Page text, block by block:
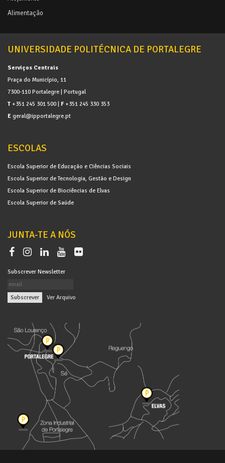
Alimentação
UNIVERSIDADE POLITÉCNICA DE PORTALEGRE
Serviços Centrais
Praça do Município, 11
7300-110 Portalegre | Portugal
T +351 245 301 500 | F +351 245 330 353
E geral@ipportalegre.pt
ESCOLAS
Escola Superior de Educação e Ciências Sociais
Escola Superior de Tecnologia, Gestão e Design
Escola Superior de Biociências de Elvas
Escola Superior de Saúde
JUNTA-TE A NÓS
Subscrever Newsletter
Ver Arquivo